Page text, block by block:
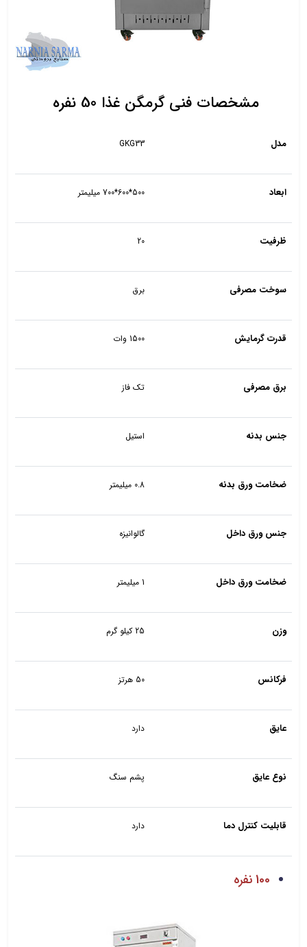
مشخصات فنی گرمگن غذا 50 نفره
مدل GKG33
ابعاد 500*600*700 میلیمتر
ظرفیت 20
سوخت مصرفی برق
قدرت گرمایش 1500 وات
برق مصرفی تک فاز
جنس بدنه استیل
ضخامت ورق بدنه 0.8 میلیمتر
جنس ورق داخل گالوانیزه
ضخامت ورق داخل 1 میلیمتر
وزن 25 کیلو گرم
فرکانس 50 هرتز
عایق دارد
نوع عایق پشم سنگ
قابلیت کنترل دما دارد
100 نفره